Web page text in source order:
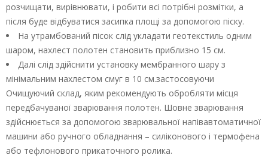
розчищати, вирівнювати, і робити всі потрібні розмітки, а
після буде відбуватися засипка площі за допомогою піску.
На утрамбований пісок слід укладати геотекстиль одним
шаром, нахлест полотен становить приблизно 15 см.
Далі слід здійснити установку мембранного шару з
мінімальним нахлестом смуг в 10 см.застосовуючи
Очищуючий склад, яким рекомендують обробляти місця
передбачуваної зварювання полотен. Шовне зварювання
здійснюється за допомогою зварювальної напівавтоматичної
машини або ручного обладнання – силіконового і термофена
або тефлонового прикаточного ролика.